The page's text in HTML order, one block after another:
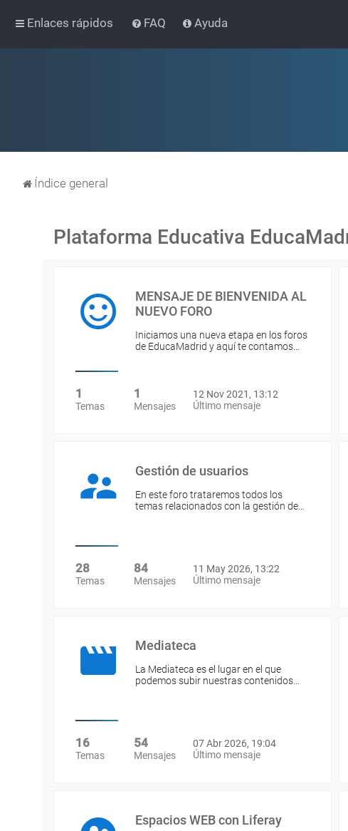
Enlaces rápidos FAQ Ayuda
Índice general
Plataforma Educativa
MENSAJE DE BIENVENIDA AL
NUEVO FORO
Iniciamos una nueva etapa en los foros
de EducaMadrid y aquí te contamos…
1
Temas
1
Mensajes
12 Nov 2021, 13:12
Último mensaje
Gestión de usuarios
En este foro trataremos todos los
temas relacionados con la gestión de…
28
Temas
84
Mensajes
11 May 2026, 13:22
Último mensaje
Mediateca
La Mediateca es el lugar en el que
podemos subir nuestras contenidos…
16
Temas
54
Mensajes
07 Abr 2026, 19:04
Último mensaje
Espacios WEB con Liferay